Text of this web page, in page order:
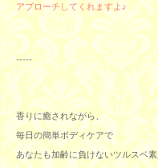
アプローチしてくれますよ♪
-----
香りに癒されながら、
毎日の簡単ボディケアで
あなたも加齢に負けないツルスベ